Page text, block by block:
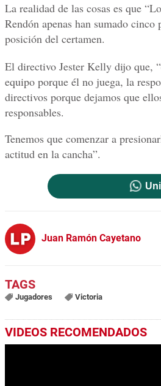
La realidad de las cosas es que
Rendón apenas han sumado
posición del certamen.
El directivo Jester Kelly dijo que,
equipo porque él no juega, la
directivos porque dejamos que
responsables.
Tenemos que comenzar a
actitud en la cancha”.
Juan Ramón Cayetano
Jugadores Victoria
VIDEOS RECOMENDADOS